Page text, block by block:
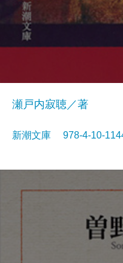
瀬戸内寂聴／著
新潮文庫 978-4-10-